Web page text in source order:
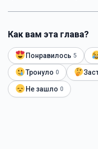
Как вам эта глава?
Понравилось 5
Тронуло 0
Не зашло 0